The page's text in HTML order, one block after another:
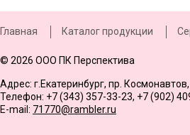
Главная Каталог продукции
© 2026 ООО ПК Перспектива
Адрес: г.Екатеринбург, пр.
Телефон: +7 (343) 357-33-23, +7 (902)
E-mail: 71770@rambler.ru